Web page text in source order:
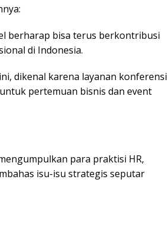
berharap bisa terus berkontribusi
di Indonesia.
dikenal karena layanan konferensi
pertemuan bisnis dan event
para praktisi HR,
isu-isu strategis seputar